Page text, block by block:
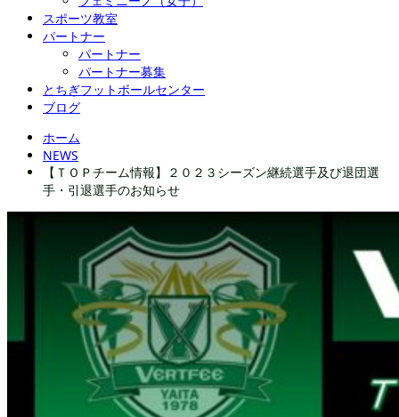
スポーツ教室
パートナー
パートナー
パートナー募集
とちぎフットボールセンター
ブログ
ホーム
NEWS
【ＴＯＰチーム情報】２０２３シーズン継続選手及び退団選
手・引退選手のお知らせ